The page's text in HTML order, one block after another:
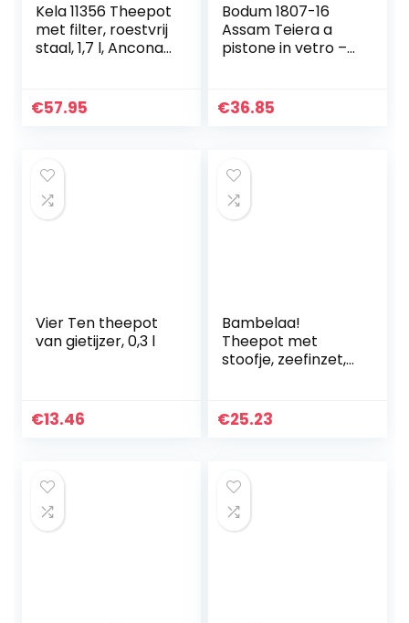
Kela 11356 Theepot
met filter, roestvrij
staal, 1,7 l, Ancona,
€57.95
Bodum 1807-16
Assam Teiera a
pistone in vetro –
inossidabile, 0,5 L
€36.85
Vier Ten theepot
van gietijzer, 0,3 l
€13.46
Bambelaa!
Theepot met
stoofje, zeefinzet,
theezeef, kan,
€25.23